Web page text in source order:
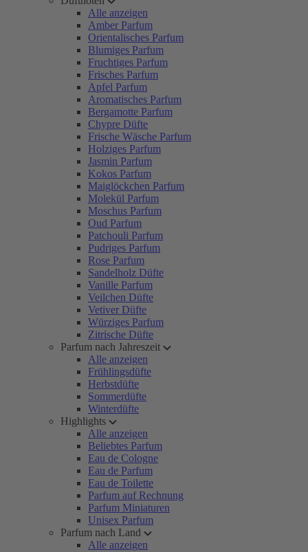
Alle anzeigen
Amber Parfum
Orientalisches Parfum
Blumiges Parfum
Fruchtiges Parfum
Frisches Parfum
Apfel Parfum
Aromatisches Parfum
Bergamotte Parfum
Chypre Düfte
Frische Wäsche Parfum
Holziges Parfum
Jasmin Parfum
Kokos Parfum
Maiglöckchen Parfum
Molekül Parfum
Moschus Parfum
Oud Parfum
Patchouli Parfum
Pudriges Parfum
Rose Parfum
Sandelholz Düfte
Vanille Parfum
Veilchen Düfte
Vetiver Düfte
Würziges Parfum
Zitrische Düfte
Parfum nach Jahreszeit
Alle anzeigen
Frühlingsdüfte
Herbstdüfte
Sommerdüfte
Winterdüfte
Highlights
Alle anzeigen
Beliebtes Parfum
Eau de Cologne
Eau de Parfum
Eau de Toilette
Parfum auf Rechnung
Parfum Miniaturen
Unisex Parfum
Parfum nach Land
Alle anzeigen